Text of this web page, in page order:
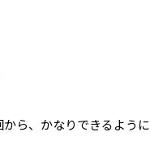
ら、かなりできるように